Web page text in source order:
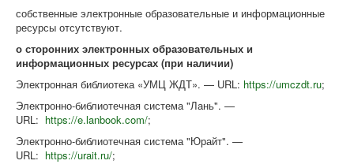
собственные электронные образовательные и информационные
ресурсы отсутствуют.
о сторонних электронных образовательных и
информационных ресурсах (при наличии)
Электронная библиотека «УМЦ ЖДТ». — URL: https://umczdt.ru;
Электронно-библиотечная система "Лань". —
URL: https://e.lanbook.com/;
Электронно-библиотечная система "Юрайт". —
URL: https://urait.ru/;